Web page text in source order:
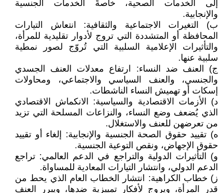
إلى الخدمات الصحية، خاصةً الخدمات الجنسية
والإنجابية.
‌ب) التغيرات الاجتماعية والثقافية: انتعاش التيارات
المحافظة أو المتشددة التي تروج لأدوار تقليدية للمرأة،
والتأثيرات الإعلامية السلبية التي تُروّج لصور نمطية
سلبية عنها.
‌ج) العنف ضد النساء: ارتفاع معدلات العنف الجسدي
والجنسي، والعنف السياسي والاجتماعي، ومحاولات
إسكات أو تهميش النساء الناشطات.
‌د) الأزمات الاقتصادية والسياسية: الانكماش الاقتصادي
الذي يُضعف وضع النساء، والنزاعات المسلحة التي تزيد
من تعرضهن للعنف والاستغلال.
‌ه) تقييد حقوق الصحة الجنسية والإنجابية: إلغاء أو تقييد
حقوق الإجهاض، ونقص التوعية الجنسية.
‌و) التأثيرات الدولية والتراجع في الدعم العالمي: تراجع
الدعم الدولي، وانتشار التيارات المعادية للمساواة.
‌ز) خطاب الكراهية: انتشار الخطاب العام الذي يحط من
قدر المرأة، ويروج لأفكار تمييزية ضدها، ويبرر العنف